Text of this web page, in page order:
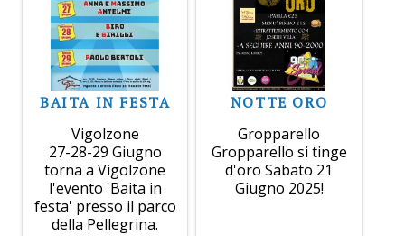
BAITA IN FESTA
Vigolzone
27-28-29 Giugno
torna a Vigolzone
l'evento 'Baita in
festa' presso il parco
della Pellegrina.
NOTTE ORO
Gropparello
Gropparello si tinge
d'oro Sabato 21
Giugno 2025!